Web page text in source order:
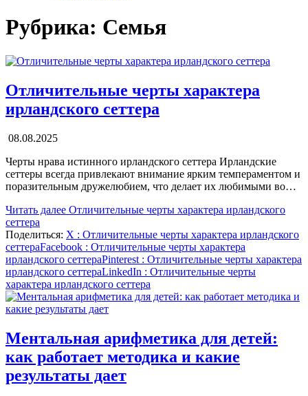
Рубрика: Семья
Отличительные черты характера
ирландского сеттера
08.08.2025
Черты нрава истинного ирландского сеттера Ирландские
сеттеры всегда привлекают внимание ярким темпераментом и
поразительным дружелюбием, что делает их любимыми во…
Читать далее Отличительные черты характера ирландского
сеттера
Поделиться: X : Отличительные черты характера ирландского
сеттераFacebook : Отличительные черты характера
ирландского сеттераPinterest : Отличительные черты характера
ирландского сеттераLinkedIn : Отличительные черты
характера ирландского сеттера
Ментальная арифметика для детей:
как работает методика и какие
результаты дает